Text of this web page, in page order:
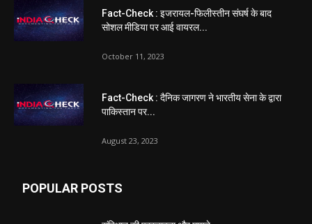
Fact-Check : इजरायल-फिलीस्तीन संघर्ष के बाद
सोशल मीडिया पर आई वायरल...
October 11, 2023
Fact-Check : दैनिक जागरण ने भारतीय सेना के द्वारा
पाकिस्तान पर...
August 23, 2023
POPULAR POSTS